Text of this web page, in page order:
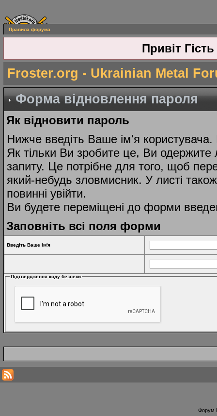
Правила форума
Привіт Гість
Froster.org - Ukrainian Metal
Форма відновлення пароля
Як відновити пароль
Нижче введіть Ваше ім'я
Як тільки Ви зробите це, Ви
запиту. Це потрібне для того, щоб
який-небудь зловмисник. У листі
повинні увійти.
Ви будете переміщені до форми
Заповніть всі поля форми
Введіть Ваше ім'я
Підтвердження коду безпеки
Форум